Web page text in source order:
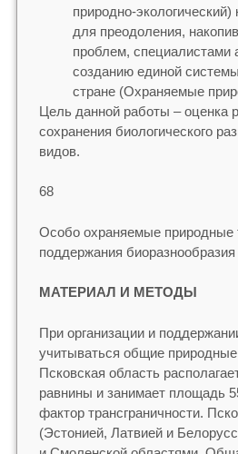
природно-
для преодоления,
проблем, специалистами
созданию единой
стране (Охраняемые
Цель данной работы –
сохранения биологического
видов.
68
Особо охраняемые природные
поддержания биоразнообразия
МАТЕРИАЛ И МЕТОДЫ
При организации и
учитываться общие природные
Псковская область
равнины и занимает площадь
фактор трансграничности.
(Эстонией, Латвией и